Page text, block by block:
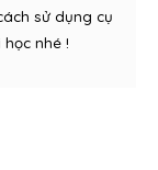
sử dụng cụ
nhé !